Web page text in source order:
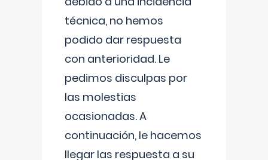
técnica, no hemos
podido dar respuesta
con anterioridad. Le
pedimos disculpas por
las molestias
ocasionadas. A
continuación, le hacemos
llegar las respuesta a su